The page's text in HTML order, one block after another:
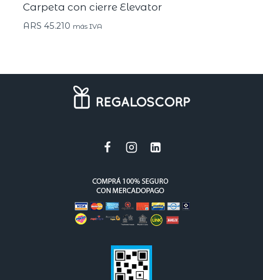
Carpeta con cierre Elevator
ARS 45.210 más IVA